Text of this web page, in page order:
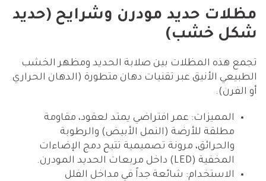
مظلات حديد مودرن وشرايح (حديد
شكل خشب)
تجمع هذه المظلات بين صلابة الحديد ومظهر الخشب
الطبيعي الأنيق عبر تقنيات دهان متطورة (الدهان الحراري
أو الفرن).
المميزات: عمر افتراضي يمتد لعقود، مقاومة
مطلقة للأرضة (النمل الأبيض) والرطوبة
والحرائق، مرونة تصميمية تتيح دمج الإضاءات
المخفية (LED) داخل مربعات الحديد المودرن.
الاستخدام: شائعة جداً في مداخل الفلل